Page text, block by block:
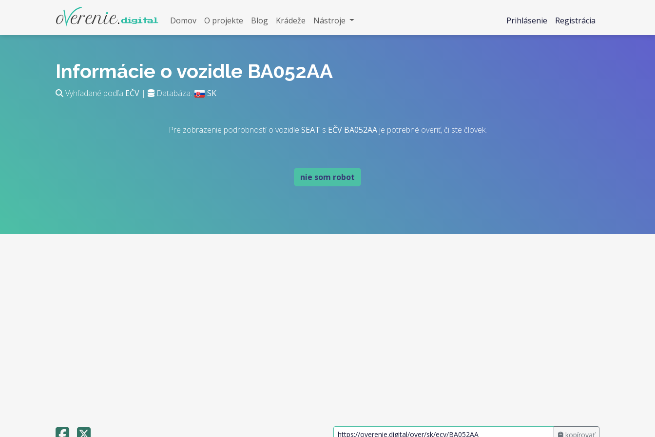
Domov O projekte Blog Krádeže Nástroje Prihlásenie Registrácia
Informácie o vozidle BA052AA
Vyhľadané podľa EČV | Databáza: SK
Pre zobrazenie podrobností o vozidle SEAT s EČV BA052AAje potrebné overiť, či ste človek.
nie som robot
kopírovať